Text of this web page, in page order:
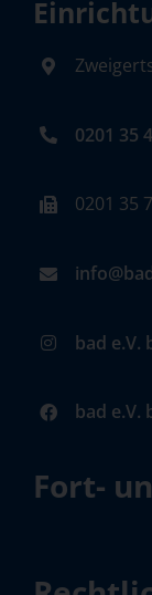
0201 35
0201 35
bad e.V.
bad e.V.
Fort-